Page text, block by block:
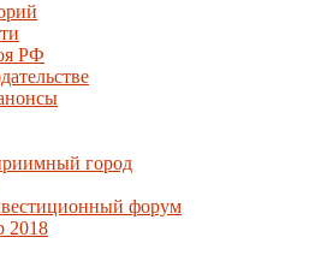
РФ
город
форум
2018